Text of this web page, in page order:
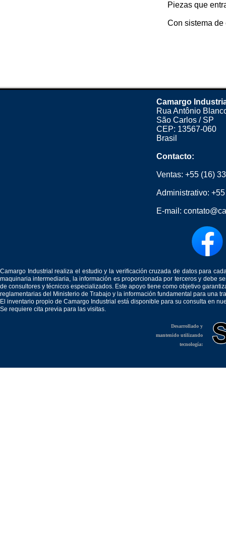
Piezas que
Con sistema de
Camargo
Rua Antônio
São Carlos / SP
CEP: 13567-060
Brasil
Contacto:
Ventas: +55 (16)
Administrativo:
E-mail:
Camargo Industrial realiza el estudio y la verificación cruzada de datos para
maquinaria intermediaria, la información es proporcionada por terceros y debe
de consultores y técnicos especializados. Este apoyo tiene como objetivo
reglamentarias del Ministerio de Trabajo y la información fundamental para una
El inventario propio de Camargo Industrial está disponible para su consulta en
Se requiere cita previa para las visitas.
Desarrollado y
mantenido utilizando
tecnología: